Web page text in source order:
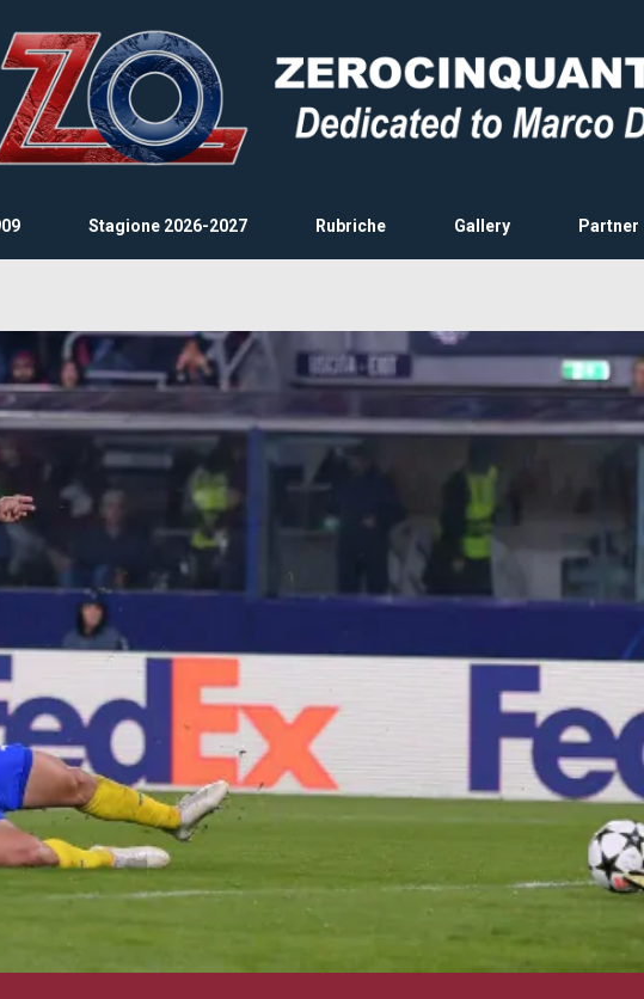
Stagione 2026-2027 Rubriche Gallery Partner